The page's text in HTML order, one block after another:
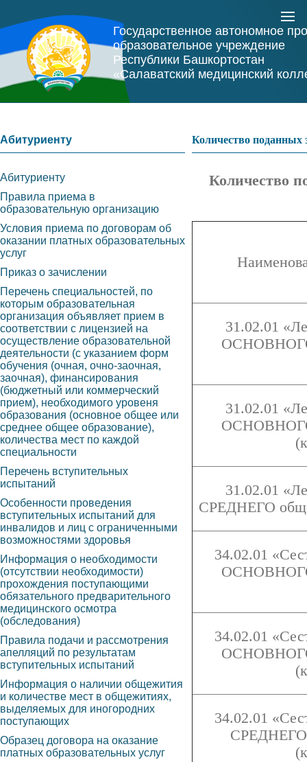
Государственное автономное
образовательное учреждение
Республики Башкортостан
«Салаватский медицинский
Количество поданных
Количество
31.02.01
ОСНОВНОГО
31.02.01
ОСНОВНОГО
31.02.01
СРЕДНЕГО
34.02.01
ОСНОВНОГО
34.02.01
ОСНОВНОГО
34.02.01
СРЕДНЕГО
Абитуриенту
Абитуриенту
Правила приема в
образовательную организацию
Условия приема по договорам об
оказании платных образовательных
услуг
Приказ о зачислении
Перечень специальностей, по
которым образовательная
организация объявляет прием в
соответствии с лицензией на
осуществление образовательной
деятельности (с указанием форм
обучения (очная, очно-заочная,
заочная), финансирования
(бюджетный или коммерческий
прием), необходимого уровеня
образования (основное общее или
среднее общее образование),
количества мест по каждой
специальности
Перечень вступительных
испытаний
Особенности проведения
вступительных испытаний для
инвалидов и лиц с ограниченными
возможностями здоровья
Информация о необходимости
(отсутствии необходимости)
прохождения поступающими
обязательного предварительного
медицинского осмотра
(обследования)
Правила подачи и рассмотрения
апелляций по результатам
вступительных испытаний
Информация о наличии общежития
и количестве мест в общежитиях,
выделяемых для иногородних
поступающих
Образец договора на оказание
платных образовательных услуг